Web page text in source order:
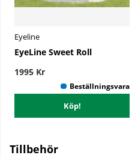
Eyeline
EyeLine Sweet Roll
1995 Kr
Köp!
Tillbehör